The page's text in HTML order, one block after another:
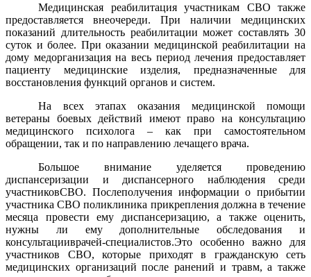
Медицинская реабилитация участникам СВО также
предоставляется внеочереди. При наличии медицинских
показаний длительность реабилитации может составлять 30
суток и более. При оказании медицинской реабилитации на
дому медорганизация на весь период лечения предоставляет
пациенту медицинские изделия, предназначенные для
восстановления функций органов и систем.
На всех этапах оказания медицинской помощи
ветераны боевых действий имеют право на консультацию
медицинского психолога – как при самостоятельном
обращении, так и по направлению лечащего врача.
Большое внимание уделяется проведению
диспансеризации и диспансерного наблюдения среди
участниковСВО. Послеполучения информации о прибытии
участника СВО поликлиника прикрепления должна в течение
месяца провести ему диспансеризацию, а также оценить,
нужны ли ему дополнительные обследования и
консультацииврачей-специалистов.Это особенно важно для
участников СВО, которые приходят в гражданскую сеть
медицинских организаций после ранений и травм, а также